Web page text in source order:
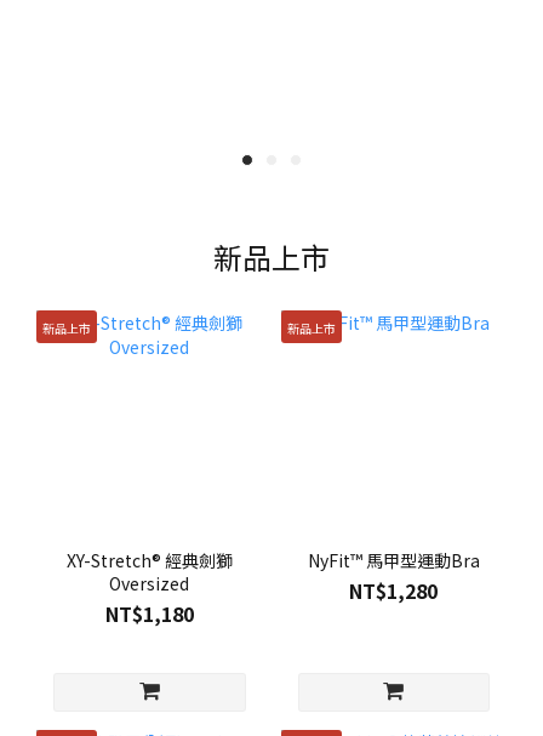
新品上市
新品上市
XY-Stretch® 經典劍獅
Oversized
NT$1,180
新品上市
NyFit™ 馬甲型運動Bra
NT$1,280